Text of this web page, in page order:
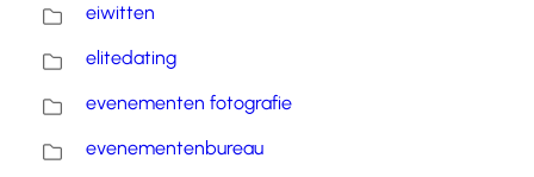
eiwitten
elitedating
evenementen fotografie
evenementenbureau